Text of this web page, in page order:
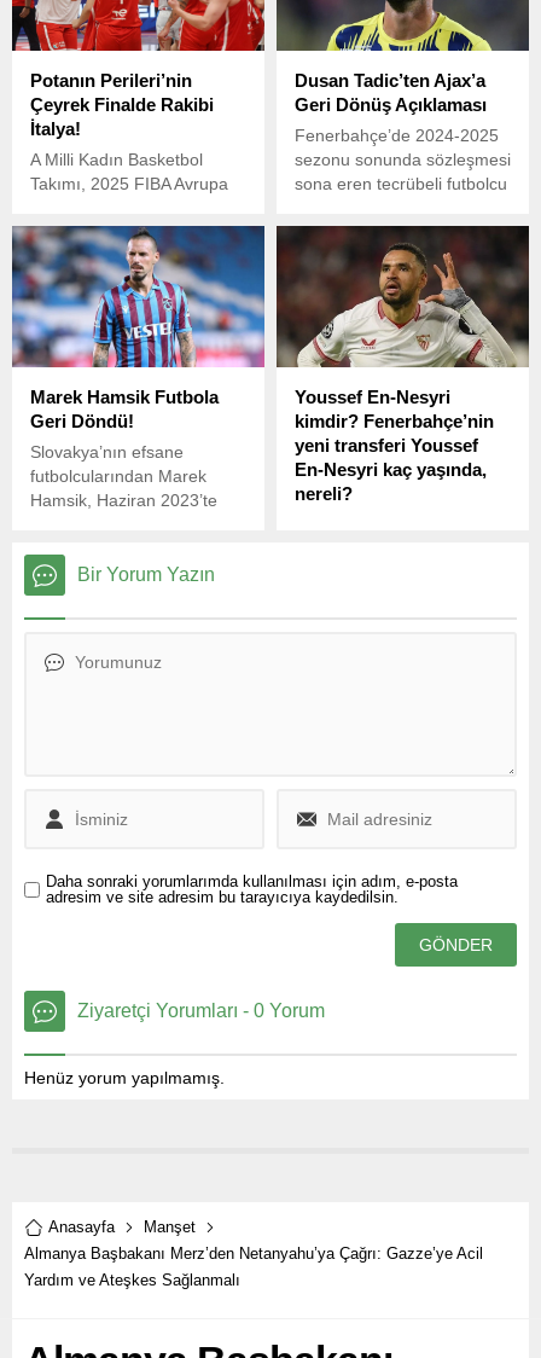
sarı-lacivertli yönetimi
şaşırttı.
Potanın Perileri’nin
Çeyrek Finalde Rakibi
İtalya!
A Milli Kadın Basketbol
Takımı, 2025 FIBA Avrupa
finalinde İtalya ile
karşılaşacak.
Dusan Tadic’ten Ajax’a
Geri Dönüş Açıklaması
Fenerbahçe’de 2024-2025
sezonu sonunda sözleşmesi
sona eren tecrübeli futbolcu
kulüpten ayrılışının
ardından önemli
açıklamalarda bulundu.
Marek Hamsik Futbola
Geri Döndü!
Slovakya’nın efsane
futbolcularından Marek
Hamsik, Haziran 2023’te
ancak futbol sevgisi onu
geri sahaya döndürdü.
Youssef En-Nesyri
kimdir? Fenerbahçe’nin
yeni transferi Youssef
En-Nesyri kaç yaşında,
nereli?
futbolcular arasında yer
Bir Yorum Yazın
Daha sonraki yorumlarımda kullanılması için adım, e-posta
adresim ve site adresim bu tarayıcıya kaydedilsin.
Ziyaretçi Yorumları - 0 Yorum
Henüz yorum yapılmamış.
Anasayfa
Manşet
Almanya Başbakanı Merz’den Netanyahu’ya Çağrı: Gazze’ye Acil
Yardım ve Ateşkes Sağlanmalı